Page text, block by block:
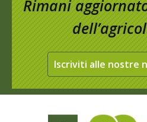
Rimani
Iscriviti alle nostre